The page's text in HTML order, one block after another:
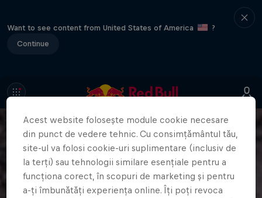
Want to see content from United States of America
?
Continue
Acest website folosește module cookie necesare
din punct de vedere tehnic. Cu consimțământul tău,
site-ul va folosi cookie-uri suplimentare (inclusiv de
la terți) sau tehnologii similare esențiale pentru a
funcționa corect, în scopuri de marketing și pentru
a-ți îmbunătăți experiența online. Îți poți revoca